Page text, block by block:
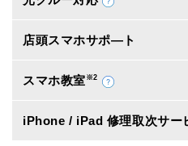
店頭スマホサポ―ト
スマホ教室 ※2
iPhone / iPad 修理取次サー